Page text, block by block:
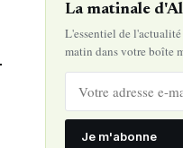
La matinale
L'essentiel de
matin dans votre boîte
Je m'abonne